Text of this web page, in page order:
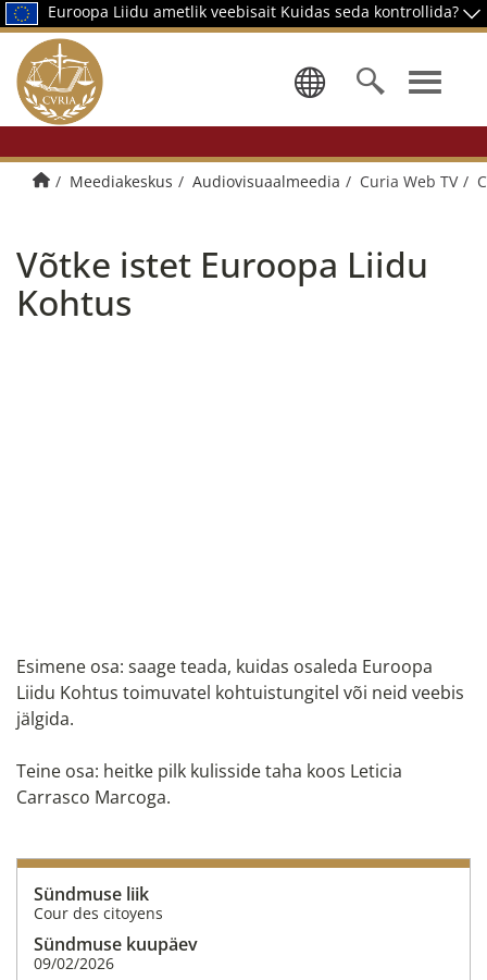
Euroopa Liidu ametlik veebisait Kuidas seda kontrollida?
Keele valik
Avalehele
Meediakeskus Audiovisuaalmeedia Curia Web TV
Võtke istet Euroopa Liidu
Kohtus
Esimene osa: saage teada, kuidas osaleda Euroopa
Liidu Kohtus toimuvatel kohtuistungitel või neid veebis
jälgida.
Teine osa: heitke pilk kulisside taha koos Leticia
Carrasco Marcoga.
Sündmuse liik
Cour des citoyens
Sündmuse kuupäev
09/02/2026